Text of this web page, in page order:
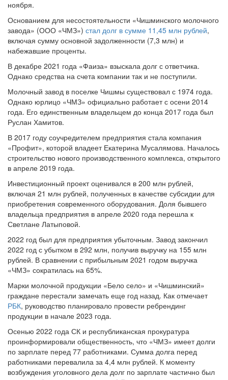
Основанием для несостоятельности «Чишминского молочного
завода» (ООО «ЧМЗ»)стал долг в сумме 11,45 млн рублей,
включая сумму основной задолженности (7,3 млн) и
набежавшие проценты.
В декабре 2021 года «Фаиза» взыскала долг с ответчика.
Однако средства на счета компании так и не поступили.
Молочный завод в поселке Чишмы существовал с 1974 года.
Однако юрлицо «ЧМЗ» официально работает с осени 2014
года. Его единственным владельцем до конца 2017 года был
Руслан Хамитов.
В 2017 году соучредителем предприятия стала компания
«Профит», которой владеет Екатерина Мусалямова. Началось
строительство нового производственного комплекса, открытого
в апреле 2019 года.
Инвестиционный проект оценивался в 200 млн рублей,
включая 21 млн рублей, полученных в качестве субсидии для
приобретения современного оборудования. Доля бывшего
владельца предприятия в апреле 2020 года перешла к
Светлане Латыповой.
2022 год был для предприятия убыточным. Завод закончил
2022 год с убытком в 292 млн, получив выручку на 155 млн
рублей. В сравнении с прибыльным 2021 годом выручка
«ЧМЗ» сократилась на 65%.
Марки молочной продукции «Бело село» и «Чишминский»
граждане перестали замечать еще год назад. Как отмечает
РБК, руководство планировало провести ребрендинг
продукции в начале 2023 года.
Осенью 2022 года СК и республиканская прокуратура
проинформировали общественность, что «ЧМЗ» имеет долги
по зарплате перед 77 работниками. Сумма долга перед
работниками перевалила за 4,4 млн рублей. К моменту
возбуждения уголовного дела долг по зарплате частично был
погашен. Сотрудники получили 2,7 млн.